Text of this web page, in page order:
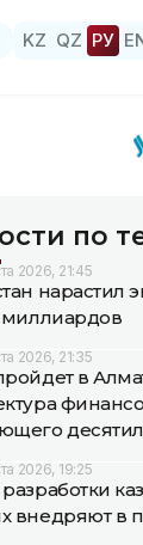
KZ QZ РУ
по
2026, 21:45
нарастил
миллиардов
2026, 21:35
в
2026, 19:25
внедряют в